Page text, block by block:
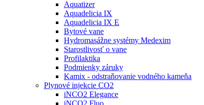
Aquatizer
Aquadelicia IX
Aquadelicia IX E
Bytové vane
Hydromasážne systémy Medexim
Starostlivosť o vane
Profilaktika
Podmienky záruky
Kamix - odstraňovanie vodného kameňa
Plynové injekcie CO2
iNCO2 Elegance
iNCO2 Fluo